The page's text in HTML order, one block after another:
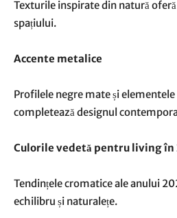
Texturile inspirate din natură
spațiului.
Accente metalice
Profilele negre mate și
completează designul
Culorile vedetă pentru living în
Tendințele cromatice ale anului
echilibru și naturalețe.